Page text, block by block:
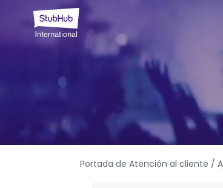
Portada de Atención al cliente /